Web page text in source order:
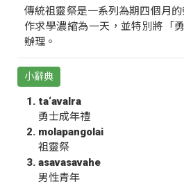
傳統祖靈祭是一系列為期四個月
作求學濃縮為一天，並特別將「
辦理。
小辭典
ta‘avalra
勇士成年禮
molapangolai
祖靈祭
asavasavahe
男性青年